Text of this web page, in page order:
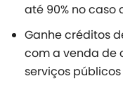
até 90% no caso
Ganhe créditos
com a venda de
serviços públicos